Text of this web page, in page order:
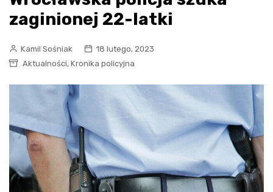
zaginionej 22-latki
Kamil Sośniak
18 lutego, 2023
Aktualności, Kronika policyjna